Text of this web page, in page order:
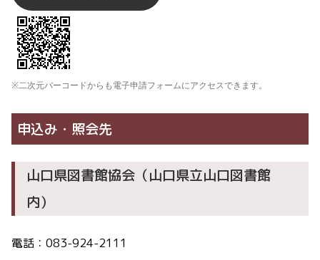
※二次元バーコードからも電子申請フォームにアクセスできます。
申込み・照会先
山口県図書館協会（山口県立山口図書館
内）
電話：083-924-2111